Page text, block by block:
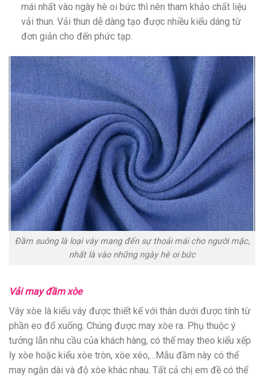
mái nhất vào ngày hè oi bức thì nên tham khảo chất liệu
vải thun. Vải thun dễ dàng tạo được nhiều kiểu dáng từ
đơn giản cho đến phức tạp.
Đầm suông là loại váy mang đến sự thoải mái cho người mặc,
nhất là vào những ngày hè oi bức
Vải may đầm xòe
Váy xòe là kiểu váy được thiết kế với thân dưới được tính từ
phần eo đổ xuống. Chúng được may xòe ra. Phụ thuộc ý
tưởng lẫn nhu cầu của khách hàng, có thể may theo kiểu xếp
ly xòe hoặc kiểu xòe tròn, xòe xéo,…Mẫu đầm này có thể
may ngắn dài và độ xòe khác nhau. Tất cả chị em đề có thể